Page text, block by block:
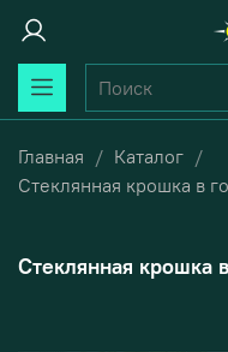
Главная
Каталог
Стеклянная крошка в
Стеклянная крошка